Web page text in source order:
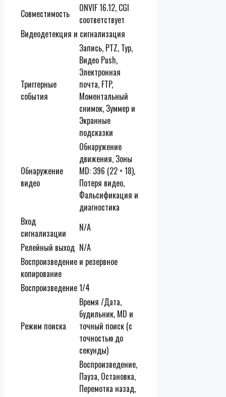
Совместимость
ONVIF 16.12, CGI
соответствует
Видеодетекция и сигнализация
Триггерные
события
Запись, PTZ, Тур,
Видео Push,
Электронная
почта, FTP,
Моментальный
снимок, Зуммер и
Экранные
подсказки
Обнаружение
видео
Обнаружение
движения, Зоны
MD: 396 (22 × 18),
Потеря видео,
Фальсификация и
диагностика
Вход
сигнализации
N/A
Релейный выход N/A
Воспроизведение и резервное
копирование
Воспроизведение1/4
Режим поиска
Время /Дата,
будильник, MD и
точный поиск (с
точностью до
секунды)
Воспроизведение,
Пауза, Остановка,
Перемотка назад,